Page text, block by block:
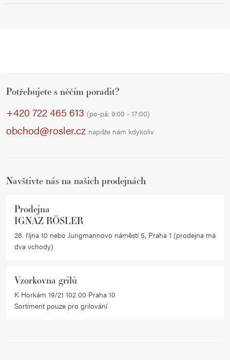
Potřebujete s něčím poradit?
+420 722 465 613 (po-pá: 9:00 - 17:00)
obchod@rosler.cz napište nám kdykoliv
Navštivte nás na našich prodejnách
Prodejna
IGNAZ RÖSLER
28. října 10 nebo Jungmannovo náměstí 5, Praha 1 (prodejna má
dva vchody)
Vzorkovna grilů
K Horkám 19/21 102 00 Praha 10
Sortiment pouze pro grilování